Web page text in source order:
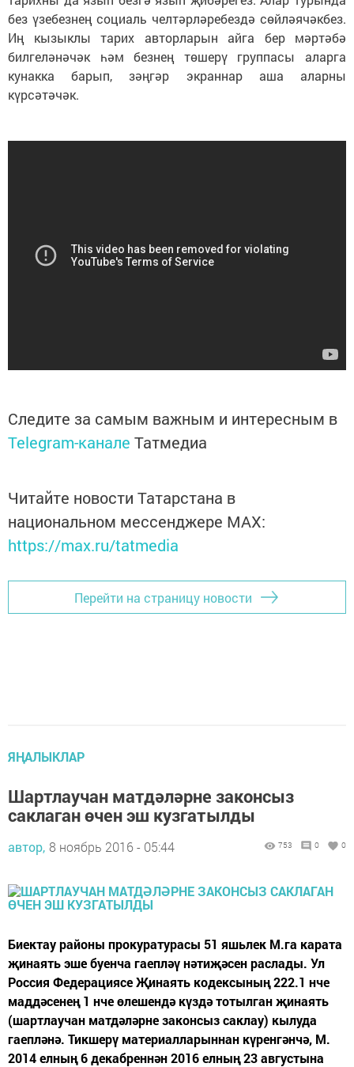
без үзебезнең социаль челтәрләребездә сөйләячәкбез.
Иң кызыклы тарих авторларын айга бер мәртәбә
билгеләнәчәк һәм безнең төшерү группасы аларга
кунакка барып, зәңгәр экраннар аша аларны
күрсәтәчәк.
Следите за самым важным и интересным в
Telegram-канале Татмедиа
Читайте новости Татарстана в
национальном мессенджере MАХ:
https://max.ru/tatmedia
Перейти на страницу новости
ЯҢАЛЫКЛАР
Шартлаучан матдәләрне законсыз
саклаган өчен эш кузгатылды
автор, 8 ноябрь 2016 - 05:44 753 0 0
Биектау районы прокуратурасы 51 яшьлек М.га карата
җинаять эше буенча гаепләү нәтиҗәсен раслады. Ул
Россия Федерациясе Җинаять кодексының 222.1 нче
маддәсенең 1 нче өлешендә күздә тотылган җинаять
(шартлаучан матдәләрне законсыз саклау) кылуда
гаепләнә. Тикшерү материалларыннан күренгәнчә, М.
2014 елның 6 декабреннән 2016 елның 23 августына